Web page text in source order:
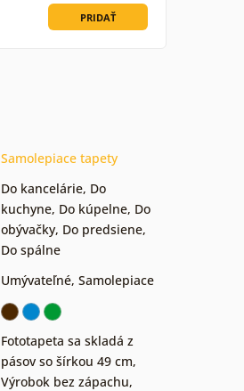
PRIDAŤ
Samolepiace tapety
Do kancelárie, Do
kuchyne, Do kúpelne, Do
obývačky, Do predsiene,
Do spálne
Umývateľné, Samolepiace
Fototapeta sa skladá z
pásov so šírkou 49 cm,
Výrobok bez zápachu,